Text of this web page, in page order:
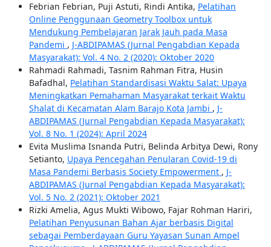
Febrian Febrian, Puji Astuti, Rindi Antika, Pelatihan
Online Penggunaan Geometry Toolbox untuk
Mendukung Pembelajaran Jarak Jauh pada Masa
Pandemi , J-ABDIPAMAS (Jurnal Pengabdian Kepada
Masyarakat): Vol. 4 No. 2 (2020): Oktober 2020
Rahmadi Rahmadi, Tasnim Rahman Fitra, Husin
Bafadhal, Pelatihan Standardisasi Waktu Salat: Upaya
Meningkatkan Pemahaman Masyarakat terkait Waktu
Shalat di Kecamatan Alam Barajo Kota Jambi , J-
ABDIPAMAS (Jurnal Pengabdian Kepada Masyarakat):
Vol. 8 No. 1 (2024): April 2024
Evita Muslima Isnanda Putri, Belinda Arbitya Dewi, Rony
Setianto, Upaya Pencegahan Penularan Covid-19 di
Masa Pandemi Berbasis Society Empowerment , J-
ABDIPAMAS (Jurnal Pengabdian Kepada Masyarakat):
Vol. 5 No. 2 (2021): Oktober 2021
Rizki Amelia, Agus Mukti Wibowo, Fajar Rohman Hariri,
Pelatihan Penyusunan Bahan Ajar berbasis Digital
sebagai Pemberdayaan Guru Yayasan Sunan Ampel